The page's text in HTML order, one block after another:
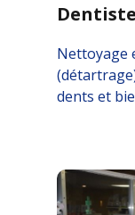
Nettoyage
dents et